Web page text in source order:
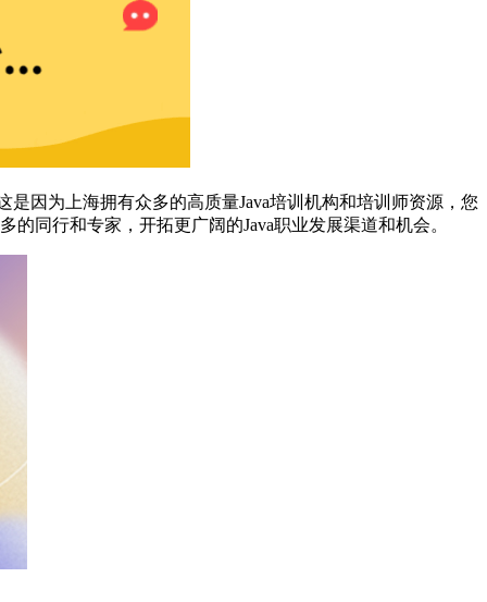
因为上海拥有众多的高质量Java培训机构和培训师资源，您
同行和专家，开拓更广阔的Java职业发展渠道和机会。